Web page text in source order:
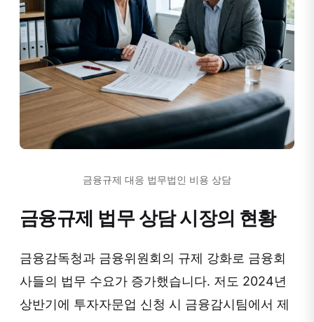
금융규제 대응 법무법인 비용 상담
금융규제 법무 상담 시장의 현황
금융감독청과 금융위원회의 규제 강화로 금융회
사들의 법무 수요가 증가했습니다. 저도 2024년
상반기에 투자자문업 신청 시 금융감시팀에서 제